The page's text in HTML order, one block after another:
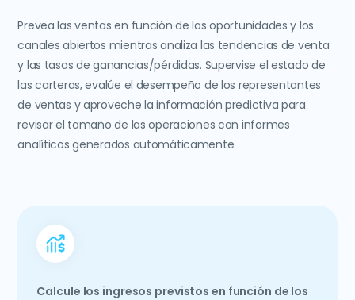
Prevea las ventas en función de las oportunidades y los
canales abiertos mientras analiza las tendencias de venta
y las tasas de ganancias/pérdidas. Supervise el estado de
las carteras, evalúe el desempeño de los representantes
de ventas y aproveche la información predictiva para
revisar el tamaño de las operaciones con informes
analíticos generados automáticamente.
Calcule los ingresos previstos en función de los